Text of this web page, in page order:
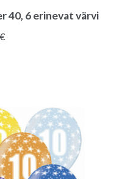
40, 6 erinevat värvi
€